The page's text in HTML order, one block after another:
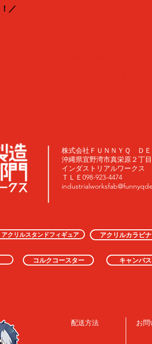
／
株式会社ＦＵＮＮＹＱ ＤＥ
沖縄県宜野湾市真栄原２丁目
インダストリアルワークス
ＴＬＥ098-923-4474
アクリルスタンドフィギュア アクリルカラビナ
コルクコースター キャンバ
配送方法 お問